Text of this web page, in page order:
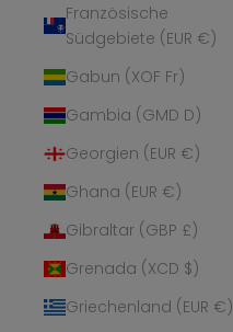
Französische
Südgebiete (EUR €)
Gabun (XOF Fr)
Gambia (GMD D)
Georgien (EUR €)
Ghana (EUR €)
Gibraltar (GBP £)
Grenada (XCD $)
Griechenland (EUR €)